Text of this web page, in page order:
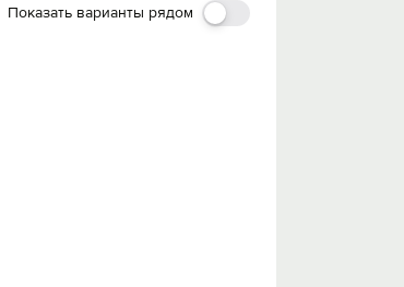
Показать варианты рядом